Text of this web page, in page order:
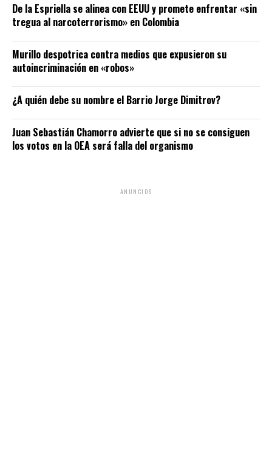
De la Espriella se alinea con EEUU y promete enfrentar «sin
tregua al narcoterrorismo» en Colombia
Murillo despotrica contra medios que expusieron su
autoincriminación en «robos»
¿A quién debe su nombre el Barrio Jorge Dimitrov?
Juan Sebastián Chamorro advierte que si no se consiguen
los votos en la OEA será falla del organismo
ANUNCIOS